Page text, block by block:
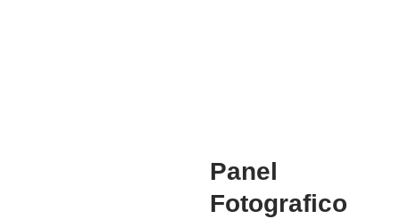
Panel
Fotografico